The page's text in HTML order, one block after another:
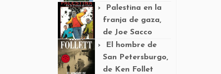
Palestina en la
franja de gaza,
de Joe Sacco
El hombre de
San Petersburgo,
de Ken Follet